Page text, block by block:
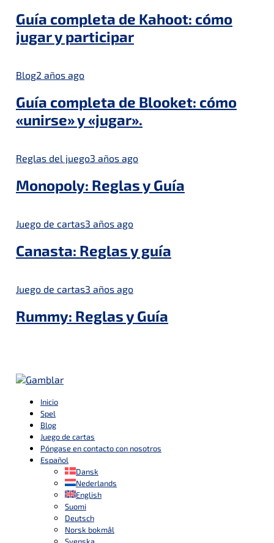
Guía completa de Kahoot: cómo
jugar y participar
Blog2 años ago
Guía completa de Blooket: cómo
«unirse» y «jugar».
Reglas del juego3 años ago
Monopoly: Reglas y Guía
Juego de cartas3 años ago
Canasta: Reglas y guía
Juego de cartas3 años ago
Rummy: Reglas y Guía
Inicio
Spel
Blog
Juego de cartas
Póngase en contacto con nosotros
Español
Dansk
Nederlands
English
Suomi
Deutsch
Norsk bokmål
Svenska